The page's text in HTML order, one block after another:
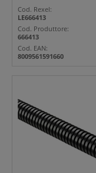
Cod. Rexel:
LE666413
Cod. Produttore:
666413
Cod. EAN:
8009561591660